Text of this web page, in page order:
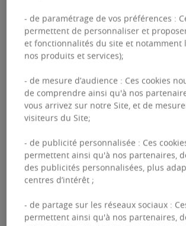
de réduire leurs émissions de
2030. Près de 11309 d’entre-elles
à ce mouvement (3).
La data, une aide
réduire les
carbone des
Les données permettent de suivre
- de paramétrage de vos préférences :
permettent de personnaliser et
et fonctionnalités du site et notamment
nos produits et services);
- de mesure d’audience : Ces cookies
de comprendre ainsi qu'à nos
vous arrivez sur notre Site, et de
visiteurs du Site;
- de publicité personnalisée : Ces
permettent ainsi qu'à nos partenaires,
des publicités personnalisées, plus
centres d’intérêt ;
- de partage sur les réseaux sociaux :
permettent ainsi qu'à nos partenaires,